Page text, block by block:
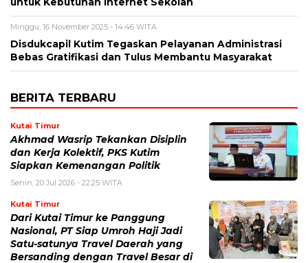
Minggu, 16 November 2025 - 14:46 WITA
Disdukcapil Kutim Tegaskan Pelayanan Administrasi
Bebas Gratifikasi dan Tulus Membantu Masyarakat
BERITA TERBARU
Kutai Timur
Akhmad Wasrip Tekankan Disiplin
dan Kerja Kolektif, PKS Kutim
Siapkan Kemenangan Politik
Senin, 20 Jul 2026 - 22:25 WITA
Kutai Timur
Dari Kutai Timur ke Panggung
Nasional, PT Siap Umroh Haji Jadi
Satu-satunya Travel Daerah yang
Bersanding dengan Travel Besar di